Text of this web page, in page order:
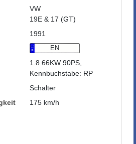
VW
19E & 17 (GT)
1991
EN
1.8 66KW 90PS,
Kennbuchstabe: RP
Schalter
175 km/h